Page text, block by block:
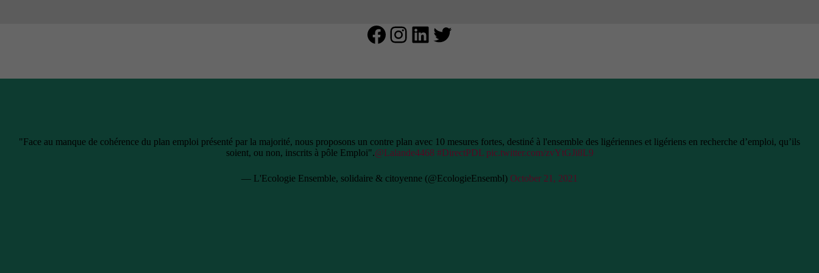
Facebook
Instagram
LinkedIn
Twitter
"Face au manque de cohérence du plan emploi présenté par la majorité, nous proposons un contre plan avec 10 mesures fortes, destiné à l'ensemble des ligériennes et ligériens en recherche d’emploi, qu’ils
soient, ou non, inscrits à pôle Emploi".@Lalande4468 #DirectPDL pic.twitter.com/zvYtGJi8L9
— L'Ecologie Ensemble, solidaire & citoyenne (@EcologieEnsembl) October 21, 2021